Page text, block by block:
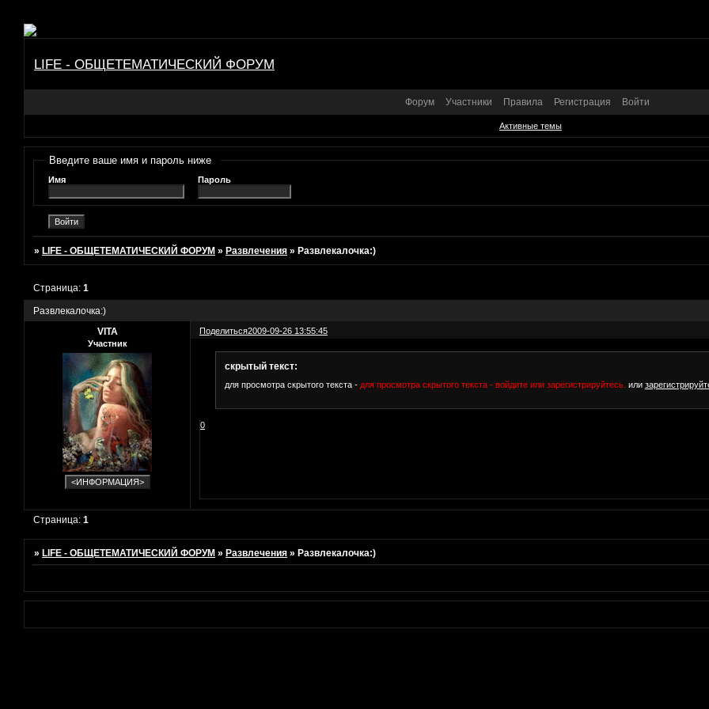
LIFE - ОБЩЕТЕМАТИЧЕСКИЙ ФОРУМ
Форум Участники Правила Регистрация Войти
Активные темы
Введите ваше имя и пароль ниже
Имя Пароль
» LIFE - ОБЩЕТЕМАТИЧЕСКИЙ ФОРУМ » Развлечения » Развлекалочка:)
Развлекалочка:)
Страница:1
Поделиться2009-09-26 13:55:45
VITA
Участник
скрытый текст:
для просмотра скрытого текста - для просмотра скрытого текста - войдите или зарегистрируйтесь. или
0
Страница:1
»LIFE - ОБЩЕТЕМАТИЧЕСКИЙ ФОРУМ »Развлечения »Развлекалочка:)